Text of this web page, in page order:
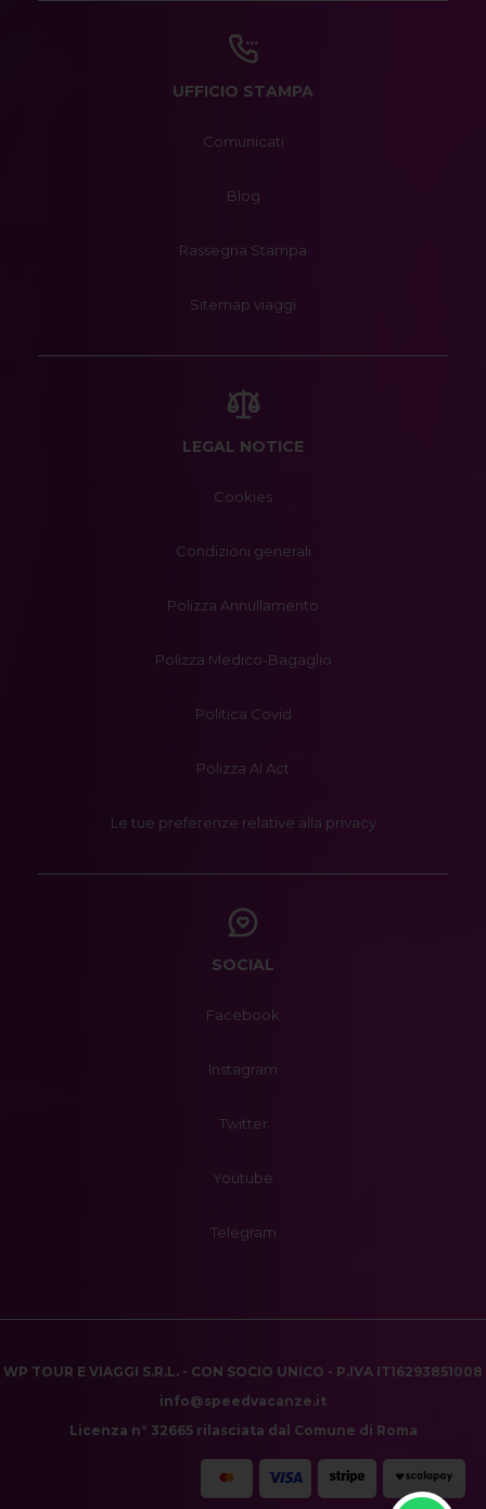
UFFICIO STAMPA
Comunicati
Blog
Rassegna Stampa
Sitemap viaggi
LEGAL NOTICE
Cookies
Condizioni generali
Polizza Annullamento
Polizza Medico-Bagaglio
Politica Covid
Polizza AI Act
Le tue preferenze relative alla privacy
SOCIAL
Facebook
Instagram
Twitter
Youtube
Telegram
WP TOUR E VIAGGI S.R.L. - CON SOCIO UNICO - P.IVA IT16293851008
info@speedvacanze.it
Licenza n° 32665 rilasciata dal Comune di Roma